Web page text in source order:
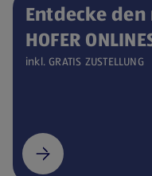
Entdecke den
HOFER
inkl. GRATIS ZUSTELLUNG